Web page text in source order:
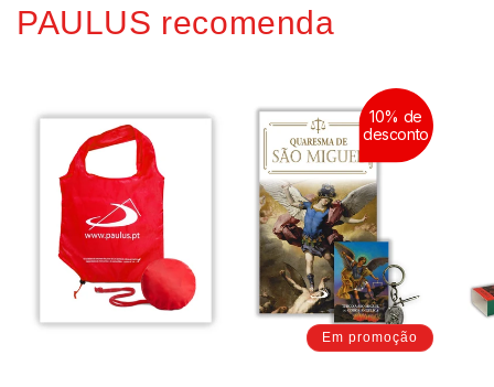
PAULUS recomenda
Em promoção
10% de
desconto